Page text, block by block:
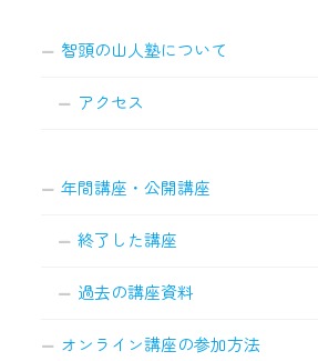
智頭の山人塾について
アクセス
年間講座・公開講座
終了した講座
過去の講座資料
オンライン講座の参加方法